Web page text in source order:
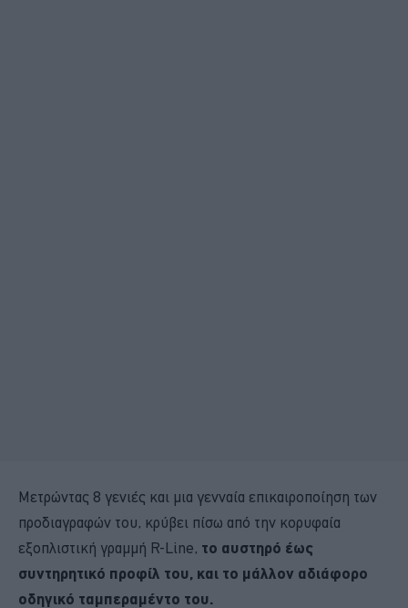
Μετρώντας 8 γενιές και μια γενναία επικαιροποίηση των
προδιαγραφών του, κρύβει πίσω από την κορυφαία
εξοπλιστική γραμμή R-Line, το αυστηρό έως
συντηρητικό προφίλ του, και το μάλλον αδιάφορο
οδηγικό ταμπεραμέντο του.